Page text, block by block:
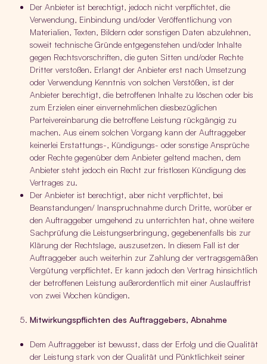
Der Anbieter ist berechtigt, jedoch nicht verpflichtet, die
Verwendung, Einbindung und/oder Veröffentlichung von
Materialien, Texten, Bildern oder sonstigen Daten abzulehnen,
soweit technische Gründe entgegenstehen und/oder Inhalte
gegen Rechtsvorschriften, die guten Sitten und/oder Rechte
Dritter verstoßen. Erlangt der Anbieter erst nach Umsetzung
oder Verwendung Kenntnis von solchen Verstößen, ist der
Anbieter berechtigt, die betroffenen Inhalte zu löschen oder bis
zum Erzielen einer einvernehmlichen diesbezüglichen
Parteivereinbarung die betroffene Leistung rückgängig zu
machen. Aus einem solchen Vorgang kann der Auftraggeber
keinerlei Erstattungs-, Kündigungs- oder sonstige Ansprüche
oder Rechte gegenüber dem Anbieter geltend machen, dem
Anbieter steht jedoch ein Recht zur fristlosen Kündigung des
Vertrages zu.
Der Anbieter ist berechtigt, aber nicht verpflichtet, bei
Beanstandungen/ Inanspruchnahme durch Dritte, worüber er
den Auftraggeber umgehend zu unterrichten hat, ohne weitere
Sachprüfung die Leistungserbringung, gegebenenfalls bis zur
Klärung der Rechtslage, auszusetzen. In diesem Fall ist der
Auftraggeber auch weiterhin zur Zahlung der vertragsgemäßen
Vergütung verpflichtet. Er kann jedoch den Vertrag hinsichtlich
der betroffenen Leistung außerordentlich mit einer Auslauffrist
von zwei Wochen kündigen.
Mitwirkungspflichten des Auftraggebers, Abnahme
Dem Auftraggeber ist bewusst, dass der Erfolg und die Qualität
der Leistung stark von der Qualität und Pünktlichkeit seiner